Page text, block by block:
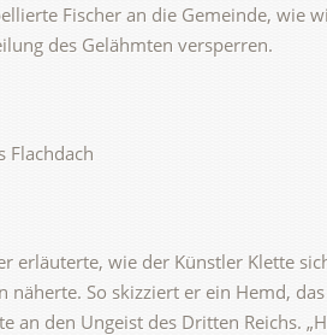
Fischer an die Gemeinde, wie
des Gelähmten versperren.
Flachdach
erläuterte, wie der Künstler Klette
näherte. So skizziert er ein Hemd,
an den Ungeist des Dritten Reichs.